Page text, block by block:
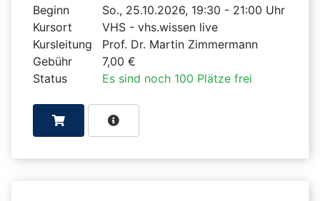
Beginn
So., 25.10.2026, 19:30 - 21:00 Uhr
Kursort
VHS - vhs.wissen live
Kursleitung
Prof. Dr. Martin Zimmermann
Gebühr
7,00 €
Status
Es sind noch 100 Plätze frei